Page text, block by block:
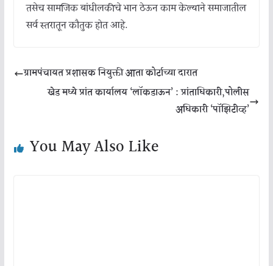
तसेच सामजिक बांधीलकीचे भान ठेऊन काम केल्याने समाजातील
सर्व स्तरातून कौतुक होत आहे.
ग्रामपंचायत प्रशासक नियुक्ती आता कोर्टाच्या दारात
खेड मध्ये प्रांत कार्यालय ‘लॉकडाऊन’ : प्रांताधिकारी,पोलीस
अधिकारी ‘पॉझिटीव्ह’
You May Also Like